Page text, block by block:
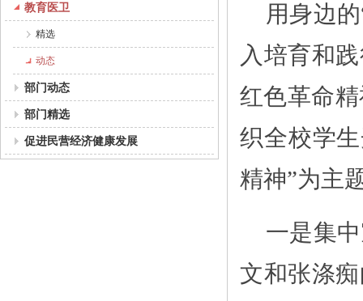
教育医卫
精选
动态
部门动态
部门精选
促进民营经济健康发展
用身边
入培育和
红色革命
织全校学
精神”为主
一是集
文和张涤